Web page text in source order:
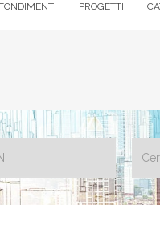
PROGETTI